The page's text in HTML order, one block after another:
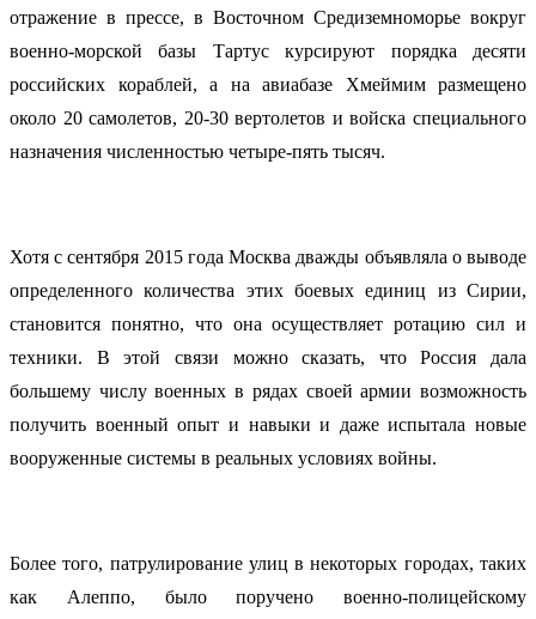
отражение в прессе, в Восточном Средиземноморье вокруг
военно-морской базы Тартус курсируют порядка десяти
российских кораблей, а на авиабазе Хмеймим размещено
около 20 самолетов, 20-30 вертолетов и войска специального
назначения численностью четыре-пять тысяч.
Хотя с сентября 2015 года Москва дважды объявляла о выводе
определенного количества этих боевых единиц из Сирии,
становится понятно, что она осуществляет ротацию сил и
техники. В этой связи можно сказать, что Россия дала
большему числу военных в рядах своей армии возможность
получить военный опыт и навыки и даже испытала новые
вооруженные системы в реальных условиях войны.
Более того, патрулирование улиц в некоторых городах, таких
как Алеппо, было поручено военно-полицейскому